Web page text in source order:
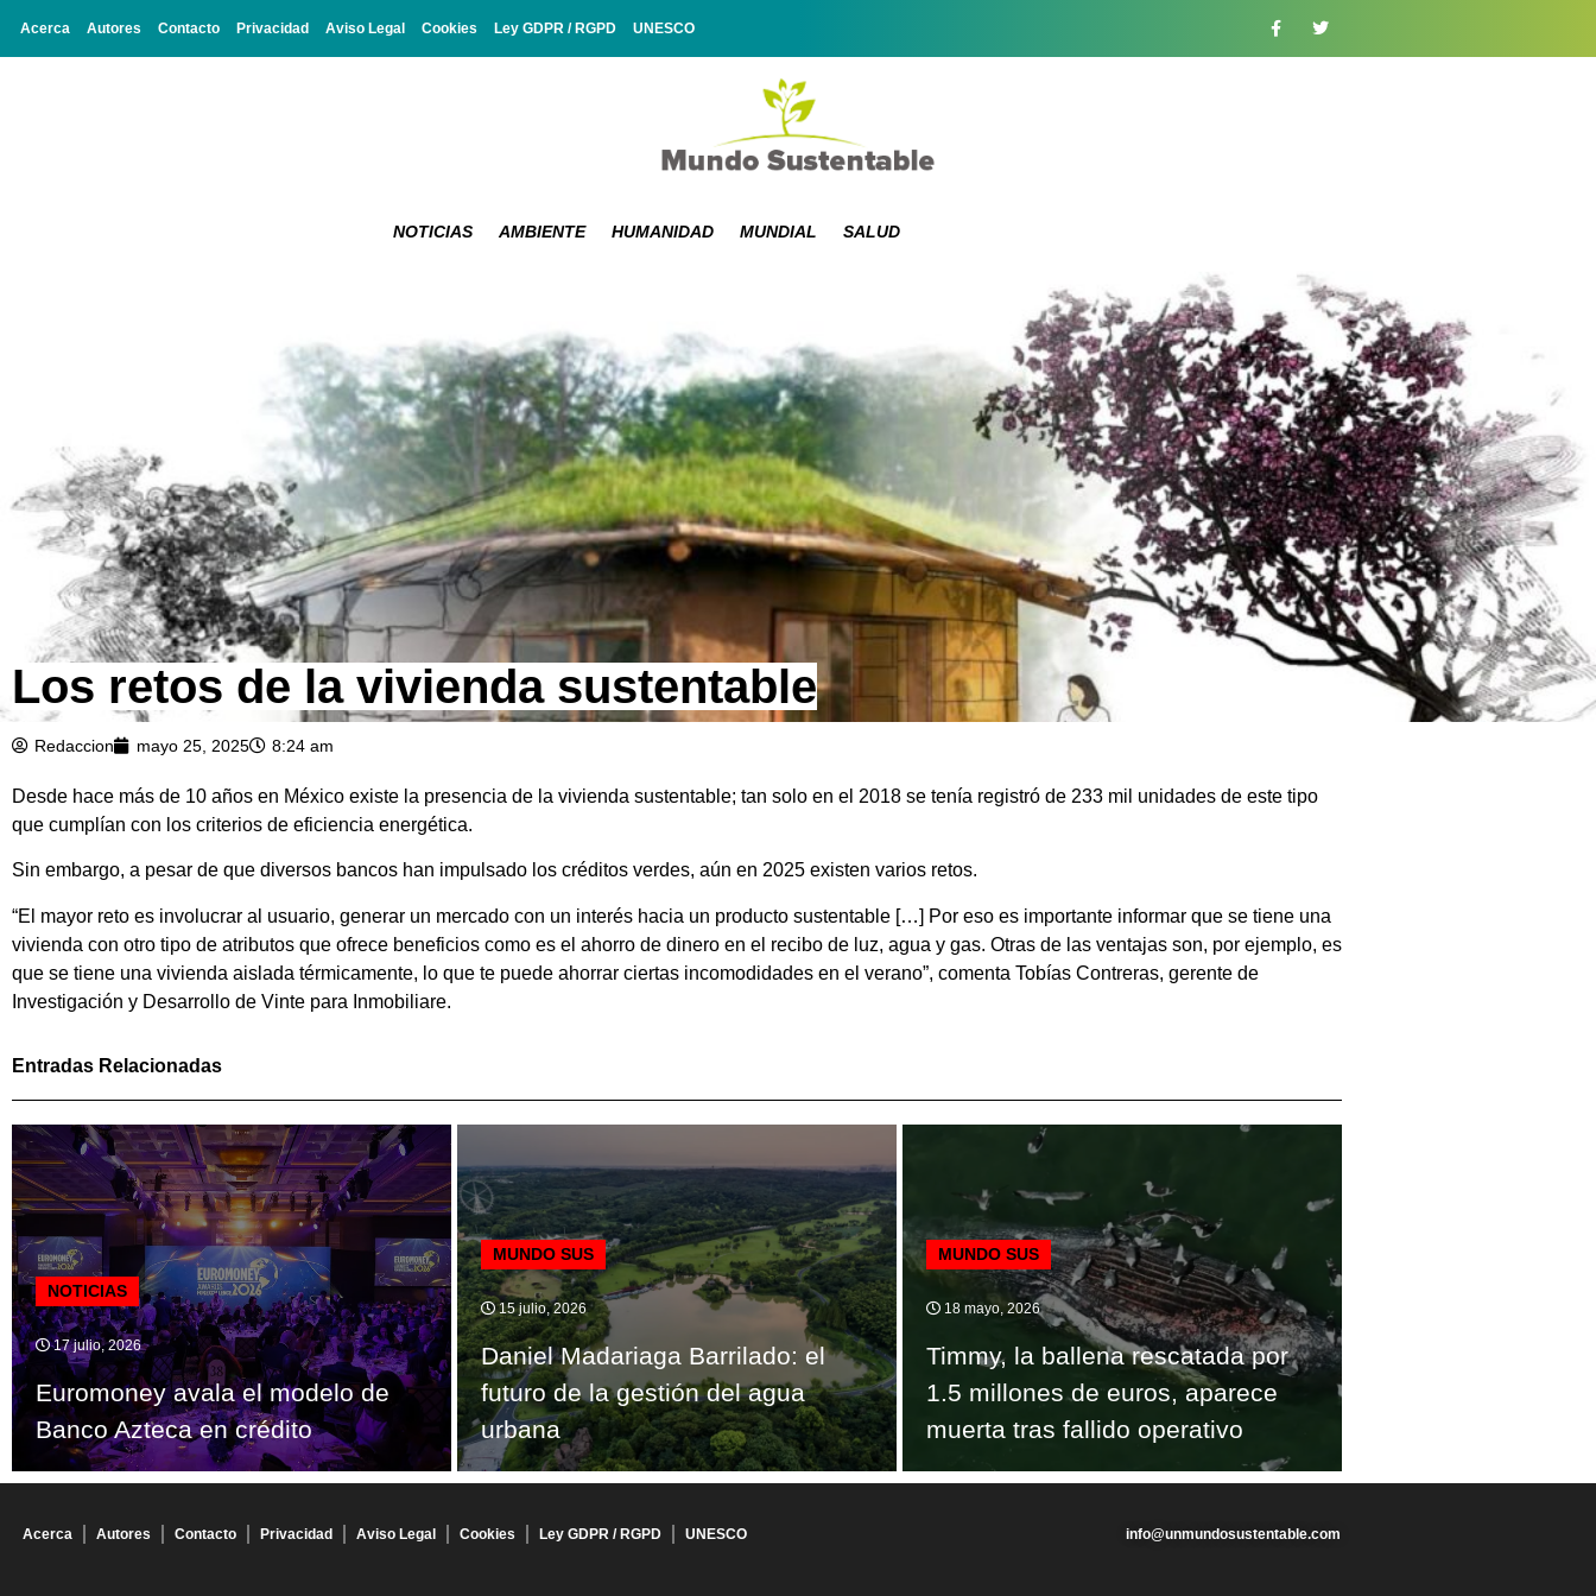
Acerca Autores Contacto Privacidad Aviso Legal Cookies Ley GDPR / RGPD UNESCO
NOTICIAS AMBIENTE HUMANIDAD MUNDIAL SALUD
Los retos de la vivienda sustentable
Redaccion mayo 25, 2025 8:24 am
Desde hace más de 10 años en México existe la presencia de la vivienda sustentable; tan solo en el 2018 se tenía registró de 233 mil unidades de este tipo
que cumplían con los criterios de eficiencia energética.
Sin embargo, a pesar de que diversos bancos han impulsado los créditos verdes, aún en 2025 existen varios retos.
“El mayor reto es involucrar al usuario, generar un mercado con un interés hacia un producto sustentable […] Por eso es importante informar que se tiene una
vivienda con otro tipo de atributos que ofrece beneficios como es el ahorro de dinero en el recibo de luz, agua y gas. Otras de las ventajas son, por ejemplo, es
que se tiene una vivienda aislada térmicamente, lo que te puede ahorrar ciertas incomodidades en el verano”, comenta Tobías Contreras, gerente de
Investigación y Desarrollo de Vinte para Inmobiliare.
Entradas Relacionadas
NOTICIAS
17 julio, 2026
Euromoney avala el modelo de
Banco Azteca en crédito
MUNDO SUS
15 julio, 2026
Daniel Madariaga Barrilado: el
futuro de la gestión del agua
urbana
MUNDO SUS
18 mayo, 2026
Timmy, la ballena rescatada por
1.5 millones de euros, aparece
muerta tras fallido operativo
Acerca Autores Contacto Privacidad Aviso Legal Cookies Ley GDPR / RGPD UNESCO info@unmundosustentable.com